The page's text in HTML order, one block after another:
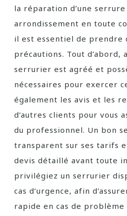
la réparation d’une
arrondissement en toute
il est essentiel de prendre
précautions. Tout d’abord,
serrurier est agréé et
nécessaires pour exercer
également les avis et les
d’autres clients pour vous
du professionnel. Un bon
transparent sur ses tarifs
devis détaillé avant toute
privilégiez un serrurier
cas d’urgence, afin
rapide en cas de